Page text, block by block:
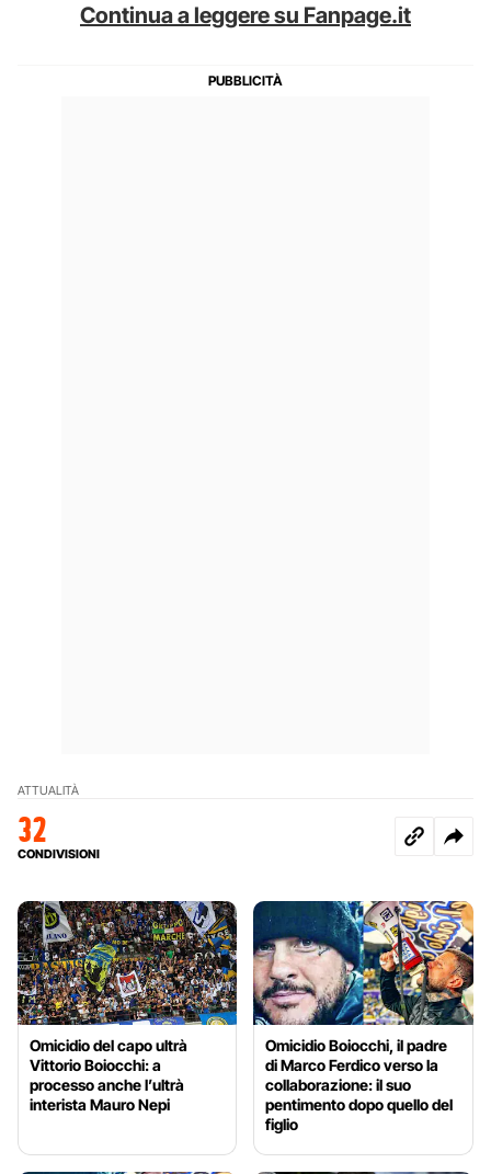
Continua a leggere su Fanpage.it
ATTUALITÀ
32
CONDIVISIONI
Omicidio del capo ultrà
Vittorio Boiocchi: a
processo anche l’ultrà
interista Mauro Nepi
Omicidio Boiocchi, il padre
di Marco Ferdico verso la
collaborazione: il suo
pentimento dopo quello del
figlio